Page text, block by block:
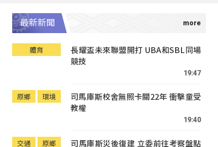
最新新聞
體育
長耀盃未來聯盟開打 UBA和SBL同場
競技
19:47
原鄉 環境
司馬庫斯校舍無照卡關22年 衝擊童受
教權
19:40
交通 原鄉
司馬庫斯災後復建 立委前往考察盤點